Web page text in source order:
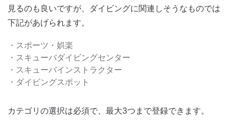
見るのも良いですが、ダイビングに関連しそうなものでは
下記があげられます。
・スポーツ・娯楽
・スキューバダイビングセンター
・スキューバインストラクター
・ダイビングスポット
カテゴリの選択は必須で、最大3つまで登録できます。